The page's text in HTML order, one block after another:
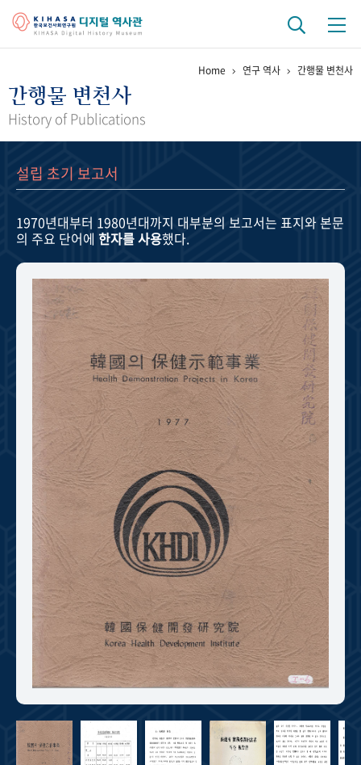
걸어온 길 기관 변천사
정책과 연구 키워드로 보는 연구 역사
연구자들
기록물 아카이브
사진 아카이브 문서 기록물 행정박물 영상 기록물
주년 기념
성과 50선 숫자로 보는 50년 50+1주년 광장
세계와 함께 한 KIHASA
VR 역사관
Home 연구 역사 간행물 변천사
간행물 변천사
History of Publications
설립 초기 보고서
1970년대부터 1980년대까지 대부분의 보고서는 표지와 본문
의 주요 단어에 한자를 사용했다.